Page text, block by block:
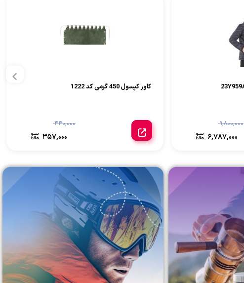
9,800,000
6,787,000
کاور کپسول 450 گرمی کد 1222
430,000
357,000